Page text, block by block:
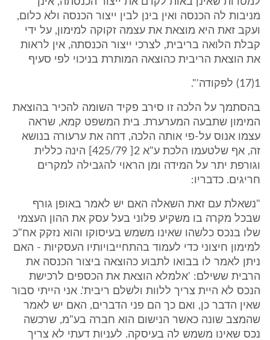
מניבות לה הכנסה ואין בינן לבין ייצור הכנסה ולא כלום,
ועקב זאת היא מוצאת את עצמה זקוקה למימון, על ידי
קבלת הלואה בריבית, לצרכי ייצור הכנסתה, אין לראות
את הוצאת הריבית כהוצאה המותרת בניכוי לפי סעיף
1(17) לפקודה'".
בהסתמך על הלכה זו סירב פקיד השומה להכיר בהוצאת
המימון שתבעה המערערת. בית המשפט קמא, שראה
עצמו אנוס על-פי אותה הלכה, דחה את ערעורה בנושא
זה, אף שלטעמו הלכת ע"א 2[ 425/79] הינה כללית
וגורפת יתר על המידה ומן הראוי להגבילה למקרים
חריגים. כדבריו:
"נשאלת עם זאת השאלה האם יש לאמר באופן גורף
שבכל מקרה בו משקיע פלוני בעל עסק את ההון העצמי
שלו בנכס כלשהו שאינו משמש בעיסוקו והוא נזקק אח"כ
למימון חיצוני כדי לעמוד בהתחייבויותיו העסקיות - האם
ניתן לאמר לו בבואו לתבוע כהוצאה ביצור הכנסה את
הרבית ששילם: 'אלמלא הוצאת את הכספים לרכישת
הנכס לא היית צריך ללוות ולשלם ריבית'. אני הייתי סבור
שאין הדבר כן, ואם כך הם פני הדברים, האם יש לאמר
שהמצב שונה כאשר הנישום הוא חברה בע"מ, שרכשה
נכס שאינו משמש לה בעיסקה. לעניות דעתי לא צריך